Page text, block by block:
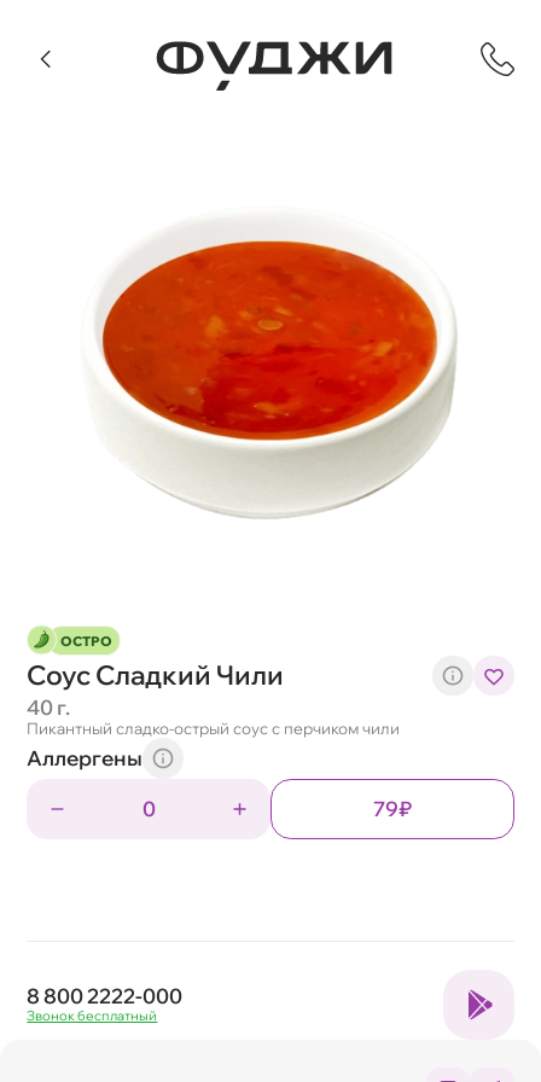
ОСТРО
Соус Сладкий Чили
40 г.
Пикантный сладко-острый соус с перчиком чили
Аллергены
0
79₽
8 800 2222-000
Звонок бесплатный